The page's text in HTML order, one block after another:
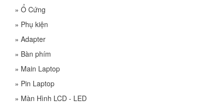
» Ổ Cứng
» Phụ kiện
» Adapter
» Bàn phím
» Main Laptop
» Pin Laptop
» Màn Hình LCD - LED